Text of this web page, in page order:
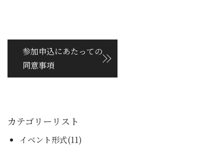
参加申込にあたっての
同意事項
カテゴリーリスト
イベント形式(11)